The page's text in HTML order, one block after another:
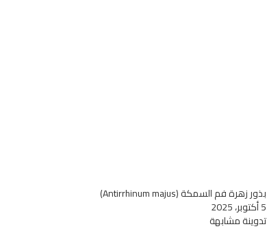
بذور زهرة فم السمكة (Antirrhinum majus)
5 أكتوبر، 2025
تدوينة مشابهة